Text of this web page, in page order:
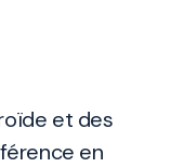
et des
en